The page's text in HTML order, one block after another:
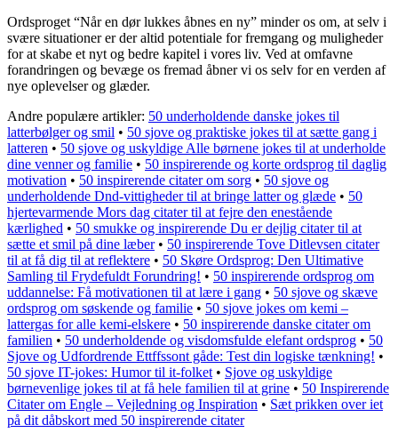
Ordsproget “Når en dør lukkes åbnes en ny” minder os om, at selv i
svære situationer er der altid potentiale for fremgang og muligheder
for at skabe et nyt og bedre kapitel i vores liv. Ved at omfavne
forandringen og bevæge os fremad åbner vi os selv for en verden af
nye oplevelser og glæder.
Andre populære artikler: 50 underholdende danske jokes til
latterbølger og smil • 50 sjove og praktiske jokes til at sætte gang i
latteren • 50 sjove og uskyldige Alle børnene jokes til at underholde
dine venner og familie • 50 inspirerende og korte ordsprog til daglig
motivation • 50 inspirerende citater om sorg • 50 sjove og
underholdende Dnd-vittigheder til at bringe latter og glæde • 50
hjertevarmende Mors dag citater til at fejre den enestående
kærlighed • 50 smukke og inspirerende Du er dejlig citater til at
sætte et smil på dine læber• 50 inspirerende Tove Ditlevsen citater
til at få dig til at reflektere • 50 Skøre Ordsprog: Den Ultimative
Samling til Frydefuldt Forundring! • 50 inspirerende ordsprog om
uddannelse: Få motivationen til at lære i gang • 50 sjove og skæve
ordsprog om søskende og familie • 50 sjove jokes om kemi –
lattergas for alle kemi-elskere • 50 inspirerende danske citater om
familien • 50 underholdende og visdomsfulde elefant ordsprog • 50
Sjove og Udfordrende Ettffssont gåde: Test din logiske tænkning! •
50 sjove IT-jokes: Humor til it-folket • Sjove og uskyldige
børnevenlige jokes til at få hele familien til at grine • 50 Inspirerende
Citater om Engle – Vejledning og Inspiration • Sæt prikken over iet
på dit dåbskort med 50 inspirerende citater